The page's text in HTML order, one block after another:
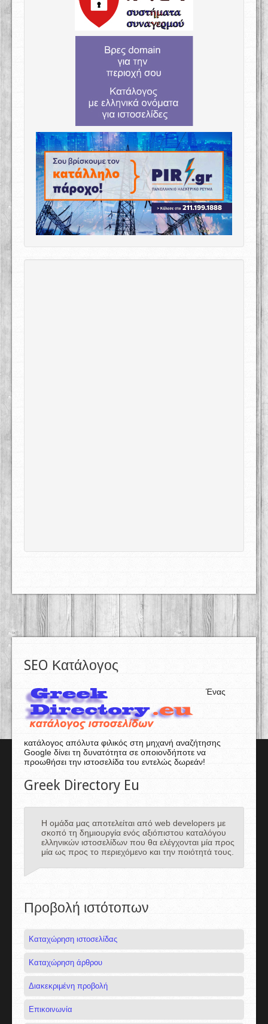
SEO Κατάλογος
Ένας
κατάλογος απόλυτα φιλικός στη μηχανή αναζήτησης
Google δίνει τη δυνατότητα σε οποιονδήποτε να
προωθήσει την ιστοσελίδα του εντελώς δωρεάν!
Greek Directory Eu
Η ομάδα μας αποτελείται από web developers με
σκοπό τη δημιουργία ενός αξιόπιστου καταλόγου
ελληνικών ιστοσελίδων που θα ελέγχονται μία προς
μία ως προς το περιεχόμενο και την ποιότητά τους.
Προβολή ιστότοπων
Καταχώρηση ιστοσελίδας
Καταχώρηση άρθρου
Διακεκριμένη προβολή
Επικοινωνία